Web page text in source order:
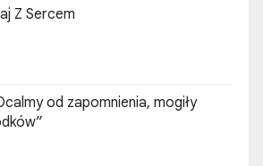
Z Sercem
od zapomnienia, mogiły